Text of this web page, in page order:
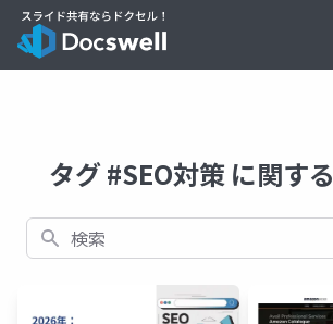
タグ #SEO対策 に関す
検索